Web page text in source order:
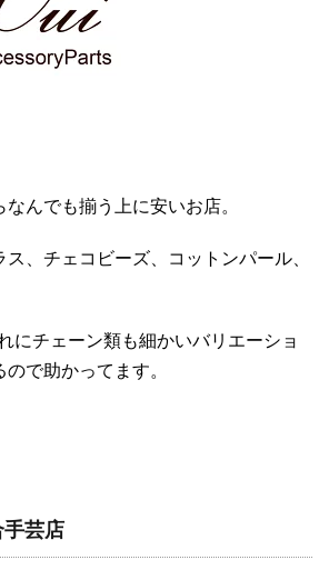
んでも揃う上に安いお店。
、チェコビーズ、コットンパール、
にチェーン類も細かいバリエーショ
で助かってます。
芸店